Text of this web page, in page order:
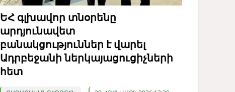
ԵՀ գլխավոր տնօրենը
արդյունավետ
բանակցություններ է վարել
Ադրբեջանի ներկայացուցիչների
հետ